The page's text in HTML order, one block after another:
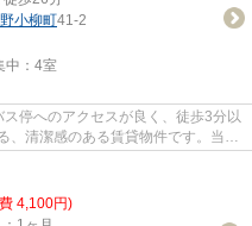
小柳町41-2
： 4室
停へのアクセスが良く、徒歩3分以
、清潔感のある賃貸物件です。当社
4,100円)